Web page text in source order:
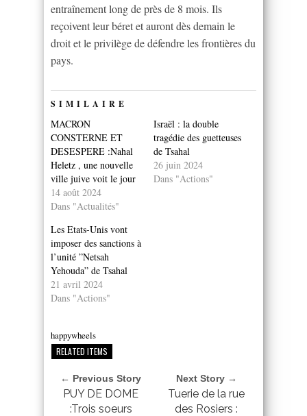
entraînement long de près de 8 mois. Ils
reçoivent leur béret et auront dès demain le
droit et le privilège de défendre les frontières du
pays.
SIMILAIRE
MACRON
CONSTERNE ET
DESESPERE :Nahal
Heletz , une nouvelle
ville juive voit le jour
14 août 2024
Dans "Actualités"
Israël : la double
tragédie des guetteuses
de Tsahal
26 juin 2024
Dans "Actions"
Les Etats-Unis vont
imposer des sanctions à
l’unité ”Netsah
Yehouda” de Tsahal
21 avril 2024
Dans "Actions"
happywheels
RELATED ITEMS
← Previous Story
PUY DE DOME
:Trois soeurs
Next Story →
Tuerie de la rue
des Rosiers :